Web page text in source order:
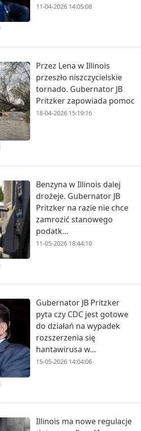
11-04-2026 14:05:08
Przez Lena w Illinois
przeszło niszczycielskie
tornado. Gubernator JB
Pritzker zapowiada pomoc
18-04-2026 15:19:16
Benzyna w Illinois dalej
drożeje. Gubernator JB
Pritzker na razie nie chce
zamrozić stanowego
podatk...
11-05-2026 18:44:10
Gubernator JB Pritzker
pyta czy CDC jest gotowe
do działań na wypadek
rozszerzenia się
hantawirusa w...
15-05-2026 14:04:06
Illinois ma nowe regulacje